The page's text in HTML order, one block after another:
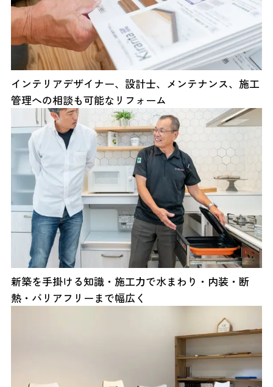
インテリアデザイナー、設計士、メンテナンス、施工
管理への相談も可能なリフォーム
新築を手掛ける知識・施工力で水まわり・内装・断
熱・バリアフリーまで幅広く